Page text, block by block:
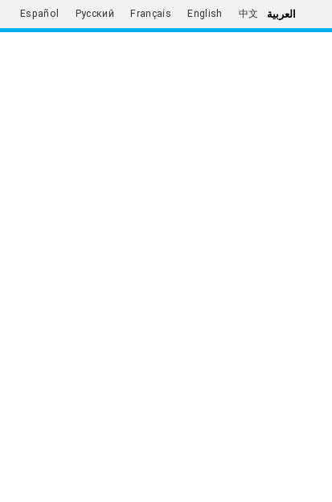
العربية 中文
English
Français
Русский
Español